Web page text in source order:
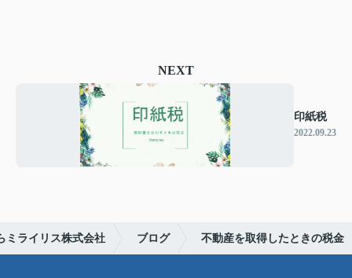
NEXT
印紙税
2022.09.23
ミライリス株式会社 ブログ 不動産を取得したときの税金